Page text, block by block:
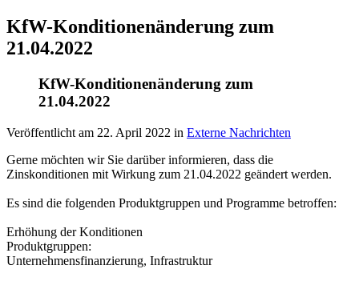
KfW-Konditionenänderung zum
21.04.2022
KfW-Konditionenänderung zum
21.04.2022
Veröffentlicht am 22. April 2022 in Externe Nachrichten
Gerne möchten wir Sie darüber informieren, dass die
Zinskonditionen mit Wirkung zum 21.04.2022 geändert werden.
Es sind die folgenden Produktgruppen und Programme betroffen:
Erhöhung der Konditionen
Produktgruppen:
Unternehmensfinanzierung, Infrastruktur